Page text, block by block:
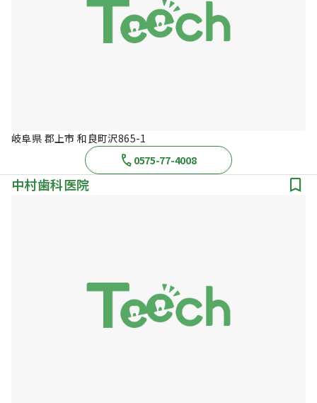
岐阜県 郡上市 和良町沢865-1
0575-77-4008
中村歯科医院